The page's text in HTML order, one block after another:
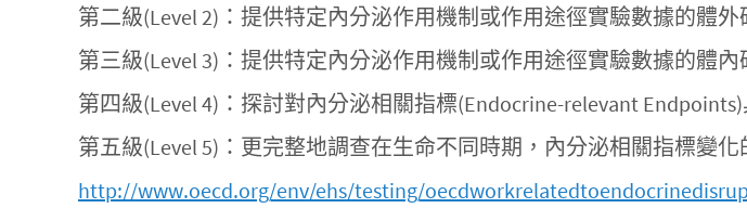
第二級(Level 2)：提供特定內分泌作用機制或作用途徑實驗數據的體外
第三級(Level 3)：提供特定內分泌作用機制或作用途徑實驗數據的體內
第四級(Level 4)：探討對內分泌相關指標(Endocrine-relevant
第五級(Level 5)：更完整地調查在生命不同時期，內分泌相關指標變
http://www.oecd.org/env/ehs/testing/